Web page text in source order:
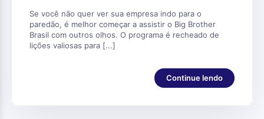
Se você não quer ver sua empresa indo para o
paredão, é melhor começar a assistir o Big Brother
Brasil com outros olhos. O programa é recheado de
lições valiosas para [...]
Continue lendo